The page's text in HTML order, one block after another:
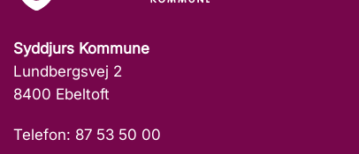
Syddjurs Kommune
Lundbergsvej 2
8400 Ebeltoft
Telefon: 87 53 50 00